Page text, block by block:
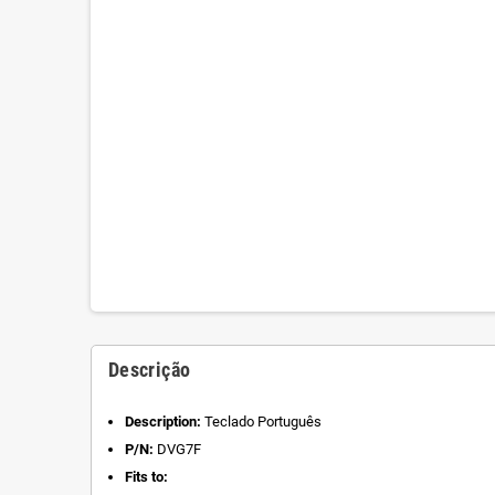
Descrição
Description: Teclado Português
P/N: DVG7F
Fits to: